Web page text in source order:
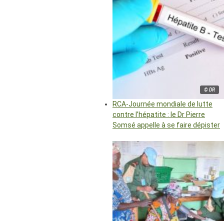
© DR
RCA-Journée mondiale de lutte
contre l’hépatite : le Dr Pierre
Somsé appelle à se faire dépister